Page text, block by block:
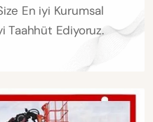
En iyi Kurumsal
Taahhüt Ediyoruz.